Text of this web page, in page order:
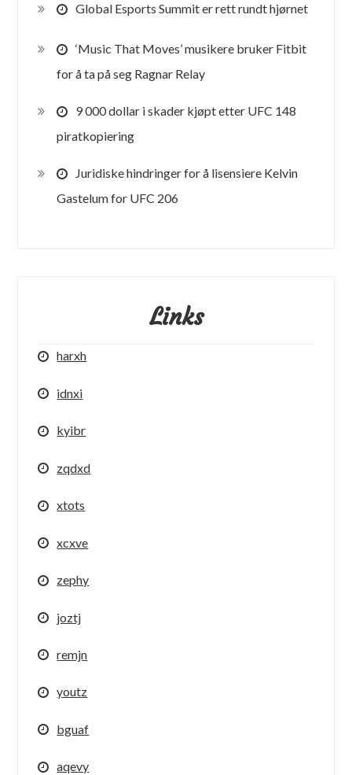
Global Esports Summit er rett rundt hjørnet
‘Music That Moves’ musikere bruker Fitbit
for å ta på seg Ragnar Relay
9 000 dollar i skader kjøpt etter UFC 148
piratkopiering
Juridiske hindringer for å lisensiere Kelvin
Gastelum for UFC 206
Links
harxh
idnxi
kyibr
zqdxd
xtots
xcxve
zephy
joztj
remjn
youtz
bguaf
aqevy